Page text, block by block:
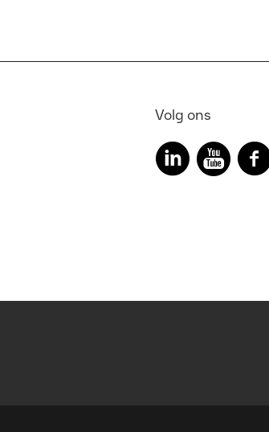
Volg ons